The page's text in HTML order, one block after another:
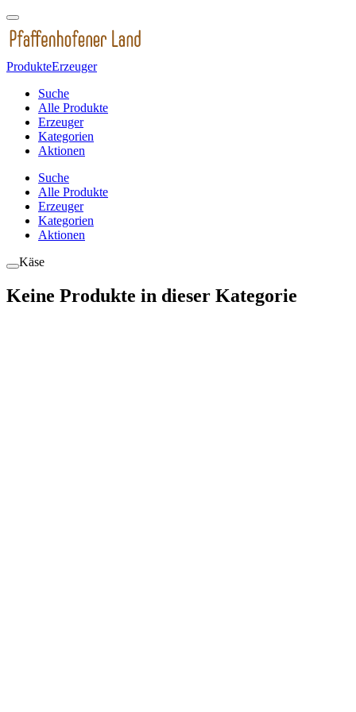
ProdukteErzeuger
Suche
Alle Produkte
Erzeuger
Kategorien
Aktionen
Suche
Alle Produkte
Erzeuger
Kategorien
Aktionen
Käse
Keine Produkte in dieser Kategorie